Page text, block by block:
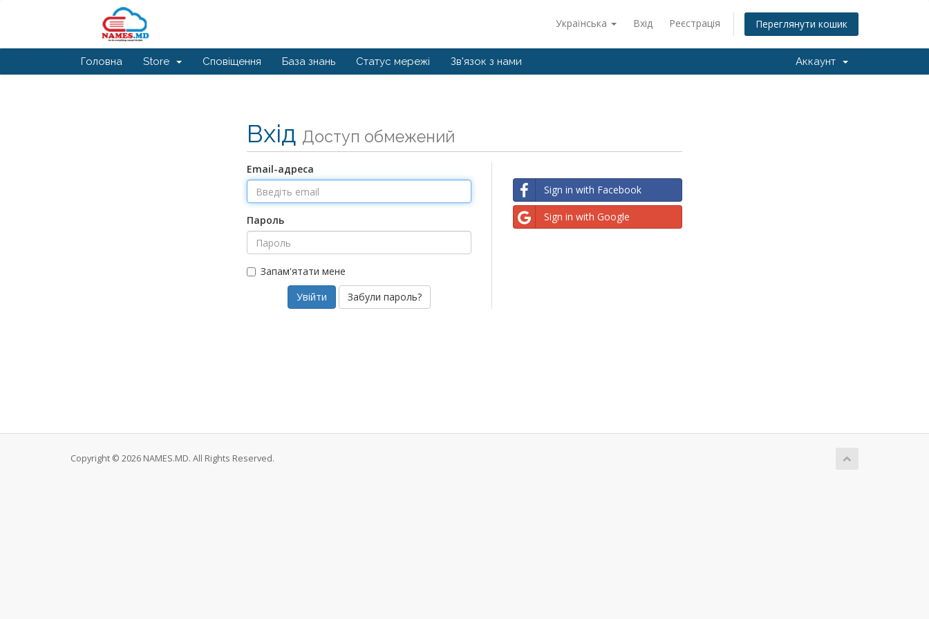
Українська Вхід Реєстрація Переглянути кошик
Головна Store Сповіщення База знань Статус мережі Зв'язок з нами Аккаунт
Вхід Доступ обмежений
Email-адреса
Пароль
Запам'ятати мене
Забули пароль?
Sign in with Facebook
Sign in with Google
Copyright © 2026 NAMES.MD. All Rights Reserved.